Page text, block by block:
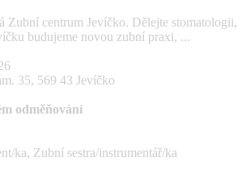
Zubní centrum Jevíčko. Dělejte stomatologii,
budujeme novou zubní praxi, ...
35, 569 43 Jevíčko
odměňování